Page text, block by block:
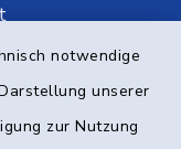
notwendige
unserer
zur Nutzung